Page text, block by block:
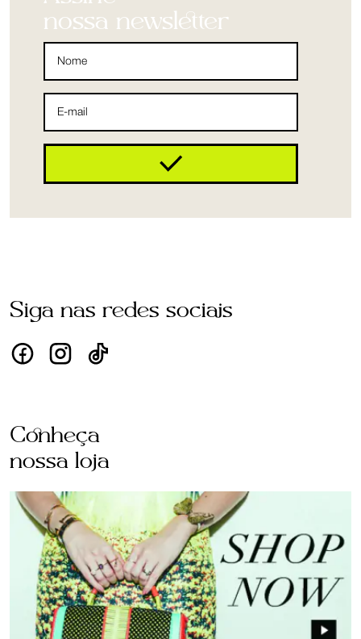
nossa newsletter
Siga nas redes sociais
Conheça
nossa loja